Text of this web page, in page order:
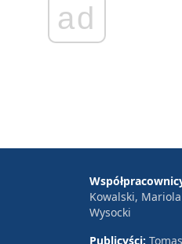
ad
Kowalski,
Wysocki
Publicyści: